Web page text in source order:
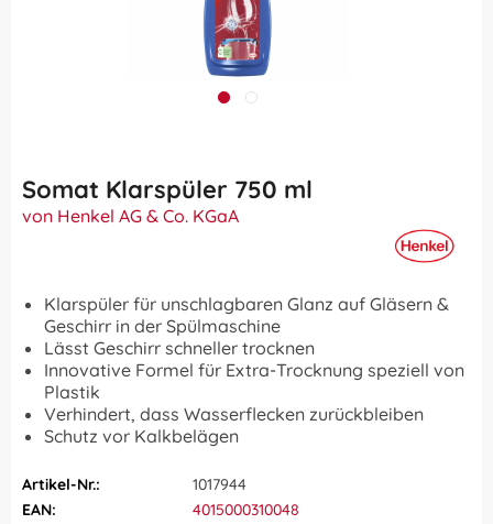
Somat Klarspüler 750 ml
von Henkel AG & Co. KGaA
Klarspüler für unschlagbaren Glanz auf Gläsern &
Geschirr in der Spülmaschine
Lässt Geschirr schneller trocknen
Innovative Formel für Extra-Trocknung speziell von
Plastik
Verhindert, dass Wasserflecken zurückbleiben
Schutz vor Kalkbelägen
Artikel-Nr.:
1017944
EAN:
4015000310048